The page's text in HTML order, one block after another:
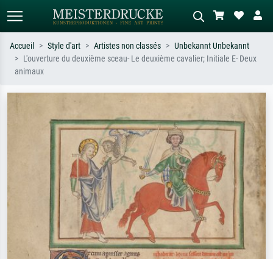
ex. Monet, Nuit étoilée,
nu.
tableau sombre, nu debout près d'un
arbre.
Accueil Style d'art Artistes non classés
Unbekannt Unbekannt
L'ouverture du deuxième sceau- Le deuxième cavalier; Initiale E- Deux
animaux